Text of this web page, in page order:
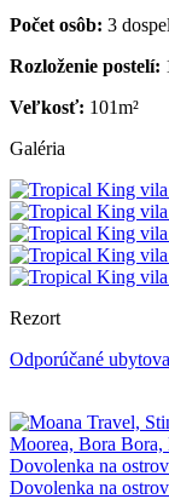
Počet osôb: 3
Rozloženie postelí:
Veľkosť: 101m²
Galéria
Rezort
Odporúčané